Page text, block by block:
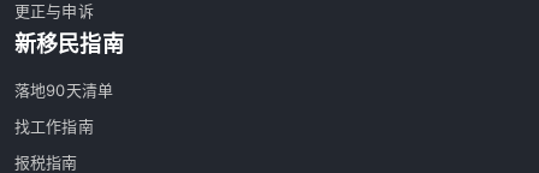
更正与申诉
新移民指南
落地90天清单
找工作指南
报税指南